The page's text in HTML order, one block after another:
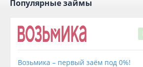
Популярные займы
Возьмика – первый заём под 0%!